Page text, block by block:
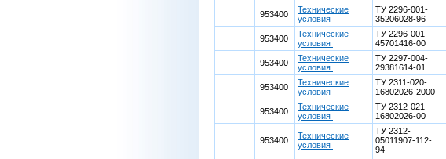
953400
Технические
условия
ТУ 2296-001-
35206028-96
953400
Технические
условия
ТУ 2296-001-
45701416-00
953400
Технические
условия
ТУ 2297-004-
29381614-01
953400
Технические
условия
ТУ 2311-020-
16802026-2000
953400
Технические
условия
ТУ 2312-021-
16802026-00
953400
Технические
условия
ТУ 2312-
05011907-112-
94